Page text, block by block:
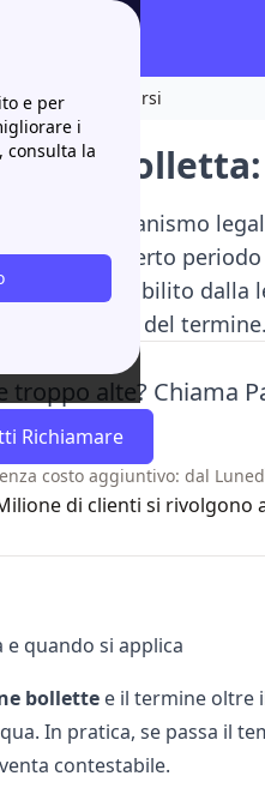
e per
i
consulta la
come comportarsi
è il meccanismo
un certo
, come stabilito dalla
o interruzioni del termine.
troppo alte? Chiama
Richiamare
costo aggiuntivo: dal
di clienti si rivolgono
e quando si applica
bollettee il termine oltre
In pratica, se passa il
contestabile.